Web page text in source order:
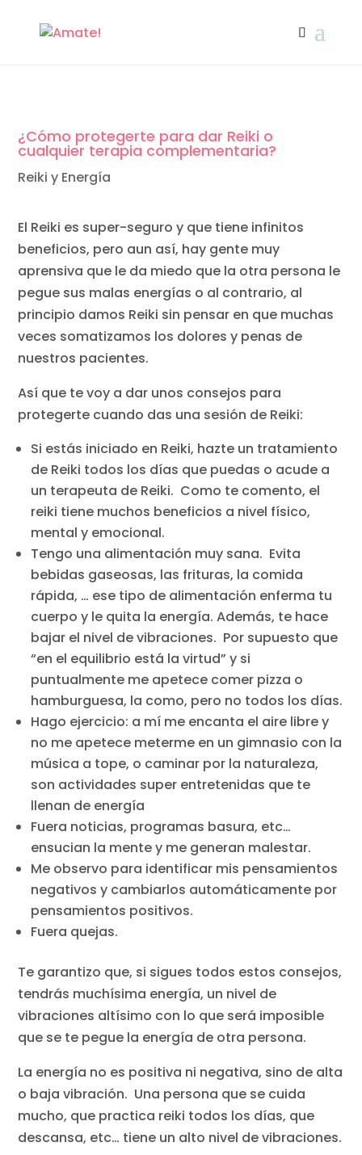
¿Cómo protegerte para dar Reiki o
cualquier terapia complementaria?
Reiki y Energía
El Reiki es super-seguro y que tiene infinitos
beneficios, pero aun así, hay gente muy
aprensiva que le da miedo que la otra persona le
pegue sus malas energías o al contrario, al
principio damos Reiki sin pensar en que muchas
veces somatizamos los dolores y penas de
nuestros pacientes.
Así que te voy a dar unos consejos para
protegerte cuando das una sesión de Reiki:
Si estás iniciado en Reiki, hazte un tratamiento
de Reiki todos los días que puedas o acude a
un terapeuta de Reiki. Como te comento, el
reiki tiene muchos beneficios a nivel físico,
mental y emocional.
Tengo una alimentación muy sana. Evita
bebidas gaseosas, las frituras, la comida
rápida, … ese tipo de alimentación enferma tu
cuerpo y le quita la energía. Además, te hace
bajar el nivel de vibraciones. Por supuesto que
“en el equilibrio está la virtud” y si
puntualmente me apetece comer pizza o
hamburguesa, la como, pero no todos los días.
Hago ejercicio: a mí me encanta el aire libre y
no me apetece meterme en un gimnasio con la
música a tope, o caminar por la naturaleza,
son actividades super entretenidas que te
llenan de energía
Fuera noticias, programas basura, etc…
ensucian la mente y me generan malestar.
Me observo para identificar mis pensamientos
negativos y cambiarlos automáticamente por
pensamientos positivos.
Fuera quejas.
Te garantizo que, si sigues todos estos consejos,
tendrás muchísima energía, un nivel de
vibraciones altísimo con lo que será imposible
que se te pegue la energía de otra persona.
La energía no es positiva ni negativa, sino de alta
o baja vibración. Una persona que se cuida
mucho, que practica reiki todos los días, que
descansa, etc… tiene un alto nivel de vibraciones.